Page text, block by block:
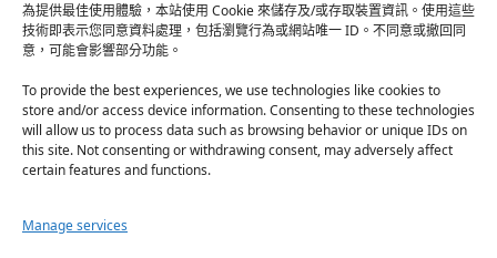
為提供最佳使用體驗，本站使用 Cookie 來儲存及/或存取裝置資訊。使用這些
技術即表示您同意資料處理，包括瀏覽行為或網站唯一 ID。不同意或撤回同
意，可能會影響部分功能。
To provide the best experiences, we use technologies like cookies to
store and/or access device information. Consenting to these technologies
will allow us to process data such as browsing behavior or unique IDs on
this site. Not consenting or withdrawing consent, may adversely affect
certain features and functions.
Manage services
熱帶魚·2026-06-22
之前看到網路上有人說灰二自私情勒大家陪他圓夢，但
真…
於『強風吹拂』
珊· 2026-06-18
第…